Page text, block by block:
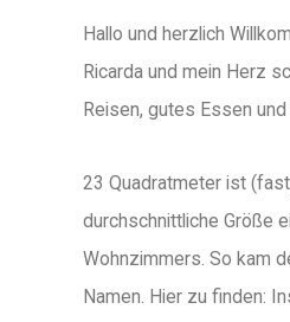
Hallo und herzlich
Ricarda und mein Herz
Reisen, gutes Essen und
23 Quadratmeter ist
durchschnittliche Größe
Wohnzimmers. So kam
Namen. Hier zu finden: